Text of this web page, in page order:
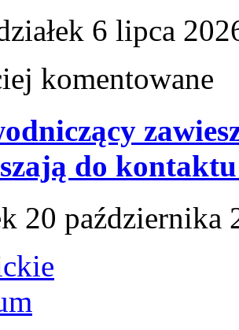
6 lipca
komentowane
do
20 października